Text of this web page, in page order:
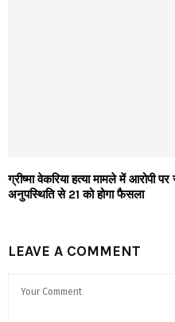
ग्रीष्मा वेकरिया हत्या मामले में आरोपी
अनुपस्थिति से 21 को होगा फैसला
LEAVE A COMMENT